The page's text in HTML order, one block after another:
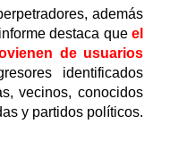
además
destaca que el
de usuarios
identificados
vecinos, conocidos
y partidos políticos.